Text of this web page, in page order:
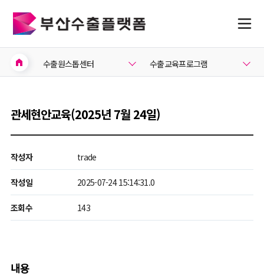
home 수출원스톱센터 수출교육프로그램
관세현안교육(2025년 7월 24일)
작성자 trade
작성일 2025-07-24 15:14:31.0
조회수 143
내용
지원사업공고